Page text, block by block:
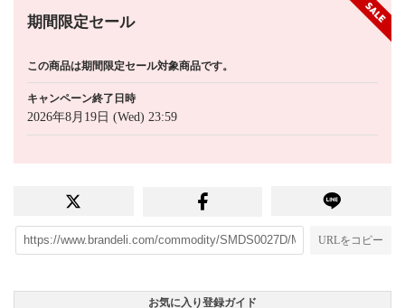
期間限定セール
この商品は期間限定セール対象商品です。
キャンペーン終了日時
2026年8月19日 (Wed) 23:59
URLをコピー
お気に入り登録ガイド